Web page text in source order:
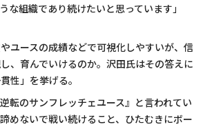
な組織であり続けたいと思っています」
ユースの成績などで可視化しやすいが、信
、育んでいけるのか。沢田氏はその答えに
性」を挙げる。
転のサンフレッチェユース』と言われてい
めないで戦い続けること、ひたむきにボー